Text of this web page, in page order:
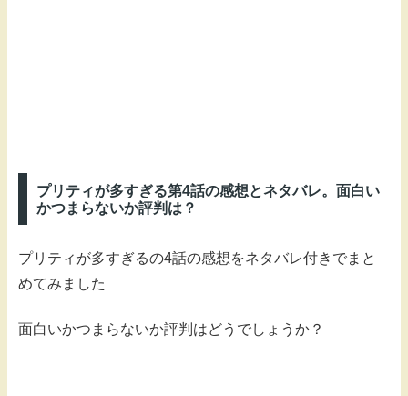
プリティが多すぎる第4話の感想とネタバレ。面白い
かつまらないか評判は？
プリティが多すぎるの4話の感想をネタバレ付きでまと
めてみました
面白いかつまらないか評判はどうでしょうか？